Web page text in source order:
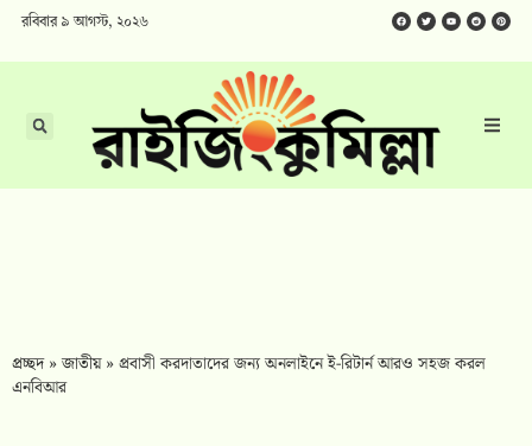
রবিবার ৯ আগস্ট, ২০২৬
প্রচ্ছদ»জাতীয়»প্রবাসী করদাতাদের জন্য অনলাইনে ই-রিটার্ন আরও সহজ করল
এনবিআর